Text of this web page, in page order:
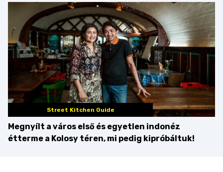
csipetnyi” empátiával
Street Kitchen Guide
Megnyílt a város első és egyetlen indonéz
étterme a Kolosy téren, mi pedig kipróbáltuk!